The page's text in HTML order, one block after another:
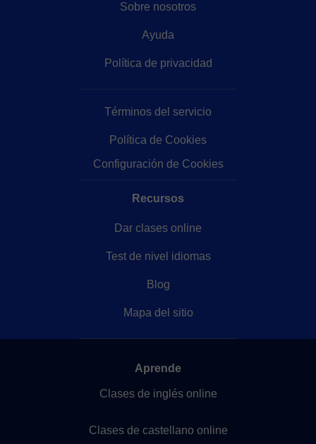
Sobre nosotros
Ayuda
Política de privacidad
Términos del servicio
Política de Cookies
Configuración de Cookies
Recursos
Dar clases online
Test de nivel idiomas
Blog
Mapa del sitio
Aprende
Clases de inglés online
Clases de castellano online